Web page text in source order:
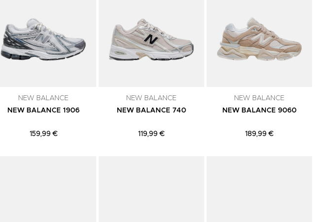
NEW BALANCE
NEW BALANCE 1906
159,99 €
NEW BALANCE
NEW BALANCE 740
119,99 €
NEW BALANCE
NEW BALANCE 9060
189,99 €